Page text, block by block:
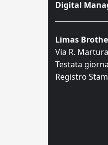
Digital
Limas
Via R.
Testata
Registro